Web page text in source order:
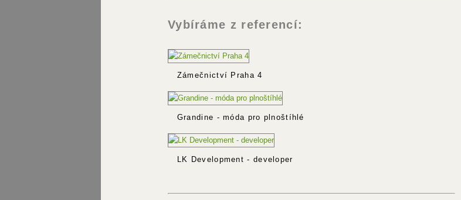
Vybíráme z referencí:
Zámečnictví Praha 4
Grandine - móda pro plnoštíhlé
LK Development - developer